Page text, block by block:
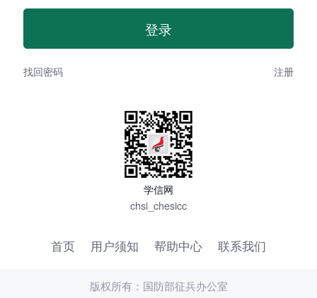
找回密码 注册
学信网
chsi_chesicc
首页 用户须知 帮助中心 联系我们
版权所有：国防部征兵办公室